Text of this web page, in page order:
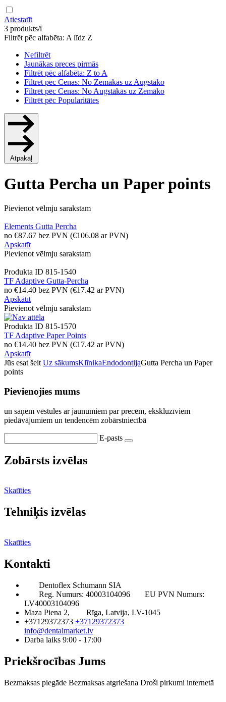
Atiestatīt
3 produkts/i
Filtrēt pēc alfabēta: A līdz Z
Nefiltrēt
Jaunākas preces pirmās
Filtrēt pēc alfabēta: Z to A
Filtrēt pēc Cenas: No Zemākās uz Augstāko
Filtrēt pēc Cenas: No Augstākās uz Zemāko
Filtrēt pēc Popularitātes
Atpakaļ
Gutta Percha un Paper points
Pievienot vēlmju sarakstam
Elements Gutta Percha
no €87.67 bez PVN (€106.08 ar PVN)
Apskatīt
Pievienot vēlmju sarakstam
Produkta ID 815-1540
TF Adaptive Gutta-Percha
no €14.40 bez PVN (€17.42 ar PVN)
Apskatīt
Pievienot vēlmju sarakstam
Produkta ID 815-1570
TF Adaptive Paper Points
no €14.40 bez PVN (€17.42 ar PVN)
Apskatīt
Jūs esat šeit Uz sākumsKlīnikaEndodontijaGutta Percha un Paper
points
Pievienojies mums
un saņem vēstules ar jaunumiem par precēm, ekskluzīviem
piedāvājumiem un tendencēm zobārstniecībā
E-pasts
Zobārsts izvēlas
Skatīties
Tehniķis izvēlas
Skatīties
Kontakti
Dentoflex Schumann SIA
Reg. Numurs: 40003104096
EU PVN Numurs:
LV40003104096
Maza Piena 2,
Rīga, Latvija, LV-1045
+37129372373 +37129372373
info@dentalmarket.lv
Darba laiks 9:00 - 17:00
Priekšrocības Jums
Bezmaksas piegāde Bezmaksas atgriešana Droši pirkumi internetā